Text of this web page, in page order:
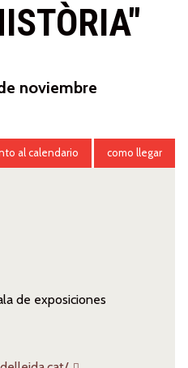
noviembre
de exposiciones
al calendario como llegar